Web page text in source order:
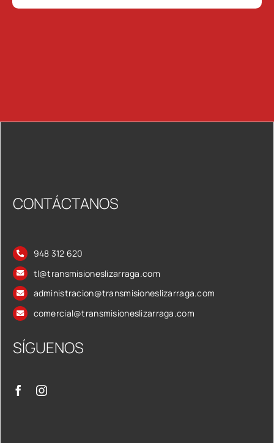
CONTÁCTANOS
948 312 620
tl@transmisioneslizarraga.com
administracion@transmisioneslizarraga.com
comercial@transmisioneslizarraga.com
SÍGUENOS